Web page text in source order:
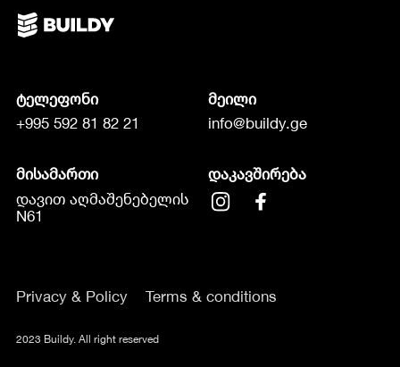
ტელეფონი
+995 592 81 82 21
მეილი
info@buildy.ge
მისამართი
დავით აღმაშენებელის
N61
დაკავშირება
Privacy & Policy Terms & conditions
2023 Buildy. All right reserved